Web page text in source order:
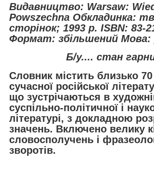
Видавництво: Warsaw:
Powszechna Обкладинка:
сторінок; 1993 р. ISBN: 83-
Формат: збільшений Мова:
Б/у.... стан
Словник містить близько 70
сучасної російської
що зустрічаються в
суспільно-політичної і
літературі, з докладною
значень. Включено велику
словосполучень і
зворотів.